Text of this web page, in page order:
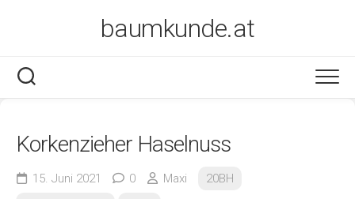
baumkunde.at
Korkenzieher Haselnuss
15. Juni 2021 0 Maxi
20BH